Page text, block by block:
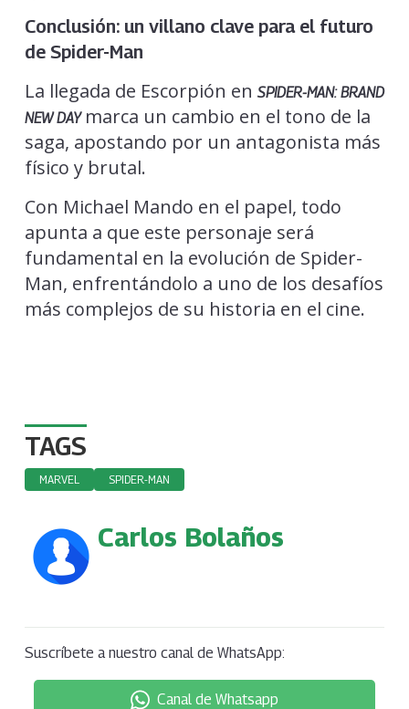
Conclusión: un villano clave para el futuro
de Spider-Man
La llegada de Escorpión en SPIDER-MAN: BRAND
NEW DAYmarca un cambio en el tono de la
saga, apostando por un antagonista más
físico y brutal.
Con Michael Mando en el papel, todo
apunta a que este personaje será
fundamental en la evolución de Spider-
Man, enfrentándolo a uno de los desafíos
más complejos de su historia en el cine.
TAGS
MARVEL SPIDER-MAN
Carlos Bolaños
Suscríbete a nuestro canal de WhatsApp:
Canal de Whatsapp